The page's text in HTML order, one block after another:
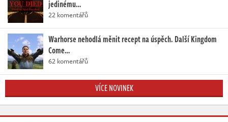
jedinému…
22 komentářů
Warhorse nehodlá měnit recept na úspěch. Další Kingdom
Come…
62 komentářů
VÍCE NOVINEK